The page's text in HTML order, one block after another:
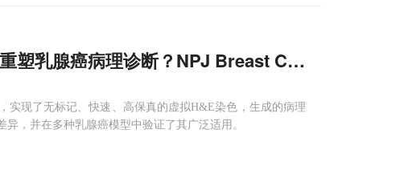
塑乳腺癌病理诊断？NPJ Breast Cancer研究给
实现了无标记、快速、高保真的虚拟H&E染色，生成的病理
，并在多种乳腺癌模型中验证了其广泛适用。